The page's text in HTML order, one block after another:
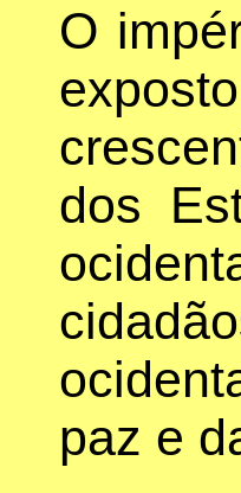
O
dos
paz e